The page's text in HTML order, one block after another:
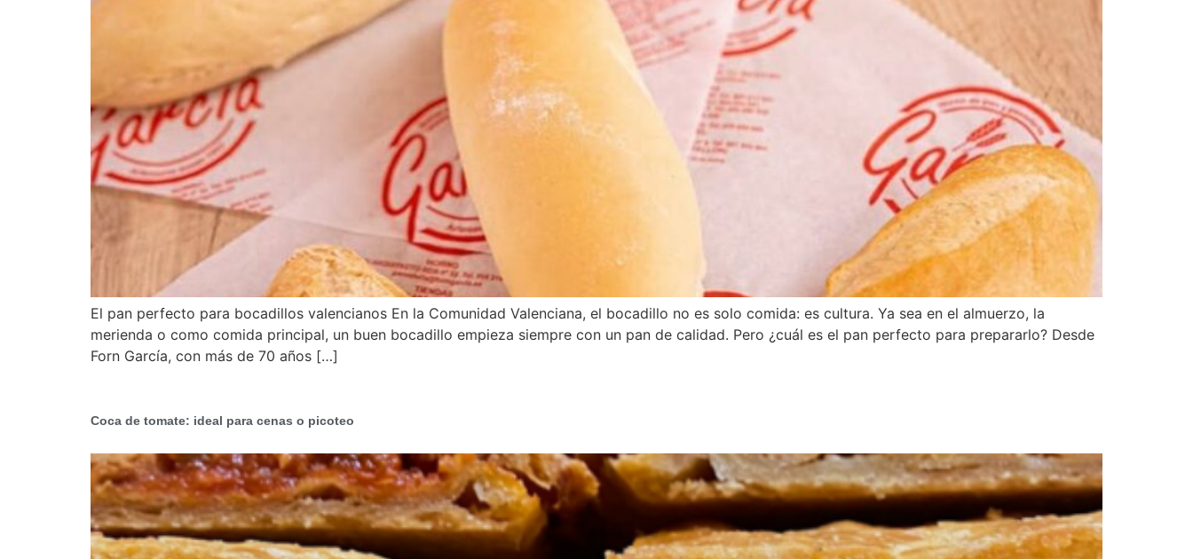
El pan perfecto para bocadillos valencianos En la Comunidad Valenciana, el bocadillo no es solo comida: es cultura. Ya sea en el almuerzo, la
merienda o como comida principal, un buen bocadillo empieza siempre con un pan de calidad. Pero ¿cuál es el pan perfecto para prepararlo? Desde
Forn García, con más de 70 años […]
Coca de tomate: ideal para cenas o picoteo